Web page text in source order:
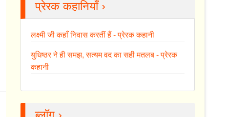
प्रेरक कहानियाँ ›
लक्ष्मी जी कहाँ निवास करतीं हैं - प्रेरक कहानी
युधिष्ठर ने ही समझ, सत्यम वद का सही मतलब - प्रेरक
कहानी